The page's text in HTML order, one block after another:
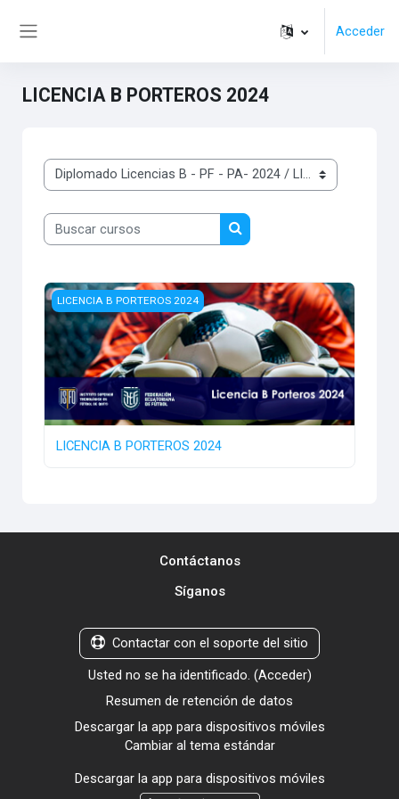
Acceder
LICENCIA B PORTEROS 2024
Categorías
Buscar cursos
Buscar cursos
Imagen del curso LICENCIA B PORTEROS 2024
LICENCIA B PORTEROS 2024
LICENCIA B PORTEROS 2024
Contáctanos
Síganos
Contactar con el soporte del sitio
Usted no se ha identificado. (Acceder)
Resumen de retención de datos
Descargar la app para dispositivos móviles
Cambiar al tema estándar
Descargar la app para dispositivos móviles